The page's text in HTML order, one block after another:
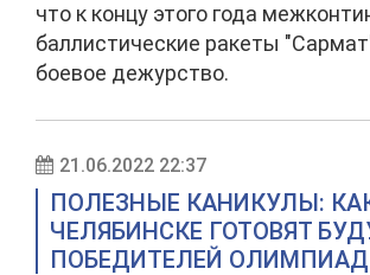
что к концу этого года
баллистические ракеты
боевое дежурство.
21.06.2022 22:37
ПОЛЕЗНЫЕ КАНИКУЛЫ:
ЧЕЛЯБИНСКЕ ГОТОВЯТ
ПОБЕДИТЕЛЕЙ ОЛИМПИАД